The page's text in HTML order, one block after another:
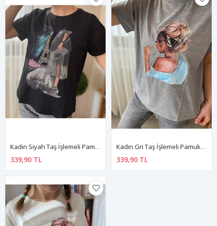
Kadın Siyah Taş İşlemeli Pamuklu T-Shirt 4C-5031
339,90 TL
Kadın Gri Taş İşlemeli Pamuklu T-Shirt 4C-5030
339,90 TL